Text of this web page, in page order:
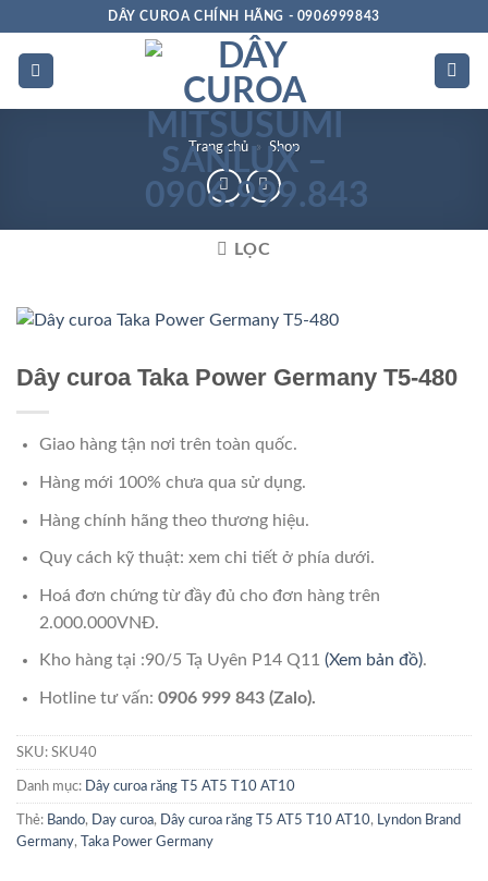
dung
DÂY CUROA CHÍNH HÃNG - 0906999843
Trang chủ » Shop
LỌC
Dây curoa Taka Power Germany T5-480
Giao hàng tận nơi trên toàn quốc.
Hàng mới 100% chưa qua sử dụng.
Hàng chính hãng theo thương hiệu.
Quy cách kỹ thuật: xem chi tiết ở phía dưới.
Hoá đơn chứng từ đầy đủ cho đơn hàng trên
2.000.000VNĐ.
Kho hàng tại :90/5 Tạ Uyên P14 Q11 (Xem bản đồ).
Hotline tư vấn: 0906 999 843 (Zalo).
SKU: SKU40
Danh mục: Dây curoa răng T5 AT5 T10 AT10
Thẻ: Bando, Day curoa, Dây curoa răng T5 AT5 T10 AT10,
Lyndon Brand
Germany, Taka Power Germany